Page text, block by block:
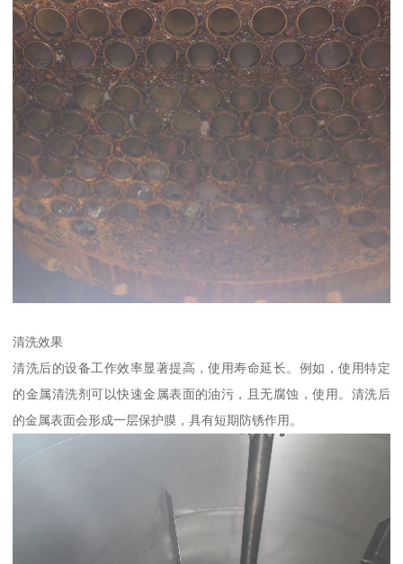
清洗效果
清洗后的设备工作效率显著提高，使用寿命延长。例如，使用特定
的金属清洗剂可以快速金属表面的油污，且无腐蚀，使用。清洗后
的金属表面会形成一层保护膜，具有短期防锈作用。